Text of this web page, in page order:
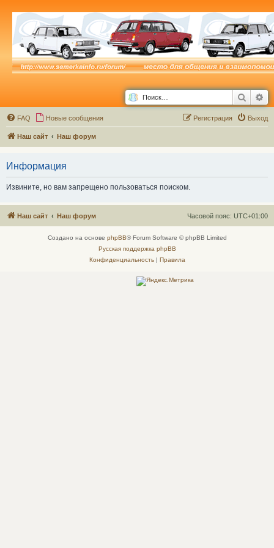
Поиск
FAQ Новые сообщения Выход
Регистрация
Наш сайт Наш форум
Информация
Извините, но вам запрещено пользоваться поиском.
Наш сайт Наш форум Часовой пояс: UTC+01:00
Создано на основе phpBB® Forum Software © phpBB Limited
Русская поддержка phpBB
Конфиденциальность| Правила